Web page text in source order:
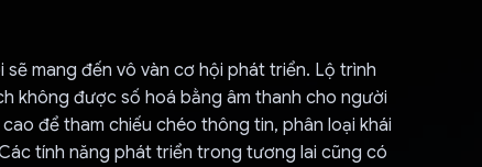
mang đến vô vàn cơ hội phát triển. Lộ trình
không được số hoá bằng âm thanh cho người
để tham chiếu chéo thông tin, phân loại khái
tính năng phát triển trong tương lai cũng có